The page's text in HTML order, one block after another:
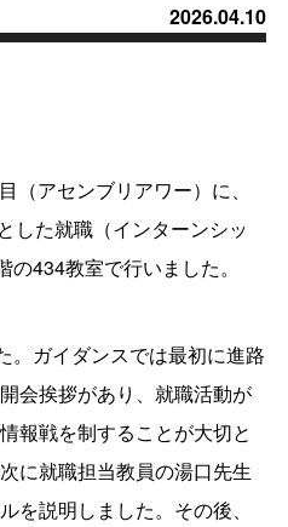
2026.04.10
（アセンブリアワー）に、
した就職（インターンシッ
434教室で行いました。
。ガイダンスでは最初に進路
会挨拶があり、就職活動が
報戦を制することが大切と
に就職担当教員の湯口先生
を説明しました。その後、